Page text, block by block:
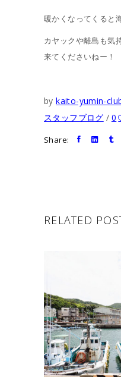
暖かくなってくると
カヤックや離島も気
来てくださいねー！
bykaito-yumin-
スタッフブログ
0
Share:
RELATED